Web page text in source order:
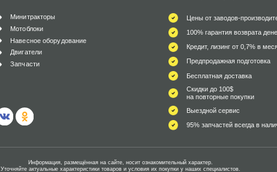
Минитракторы
Мотоблоки
Навесное оборудование
Двигатели
Запчасти
Цены от заводов-
100% гарантия возврата
Кредит, лизинг от 0,7% в
Предпродажная подготовка
Бесплатная доставка
Скидки до 100$
на повторные покупки
Выездной сервис
95% запчастей всегда в
Информация, размещённая на сайте, носит ознакомительный характер.
Уточняйте актуальные характеристики товаров и условия их покупки у наших специалистов.